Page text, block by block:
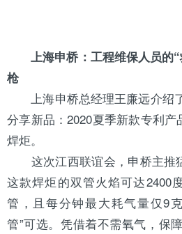
上海申桥：工程维保人员
枪
上海申桥总经理王廉远介绍
分享新品：2020夏季新款专利
焊炬。
这次江西联谊会，申桥主推猛
这款焊炬的双管火焰可达2400
管 ，且每分钟最大耗气量仅9
管”可选。凭借着不需氧气，保